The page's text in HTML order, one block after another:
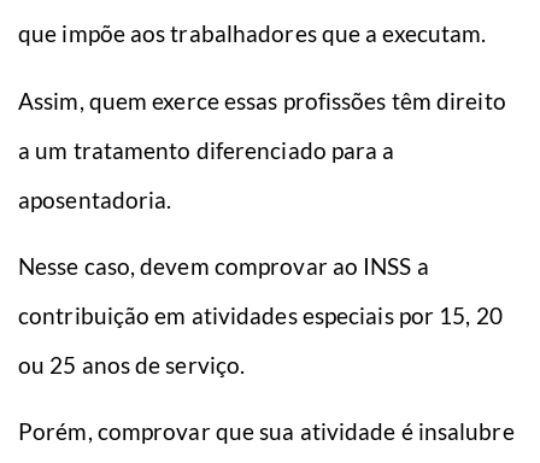
que impõe aos trabalhadores que a executam.
Assim, quem exerce essas profissões têm direito
a um tratamento diferenciado para a
aposentadoria.
Nesse caso, devem comprovar ao INSS a
contribuição em atividades especiais por 15, 20
ou 25 anos de serviço.
Porém, comprovar que sua atividade é insalubre